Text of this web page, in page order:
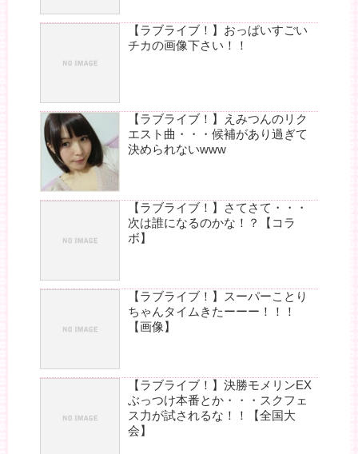
【ラブライブ！】おっぱいすごい
チカの画像下さい！！
【ラブライブ！】えみつんのリク
エスト曲・・・候補があり過ぎて
決められないwww
【ラブライブ！】さてさて・・・
次は誰になるのかな！？【コラ
ボ】
【ラブライブ！】スーパーことり
ちゃんタイムきたーーー！！！
【画像】
【ラブライブ！】決勝モメリンEX
ぶっつけ本番とか・・・スクフェ
ス力が試されるな！！【全国大
会】